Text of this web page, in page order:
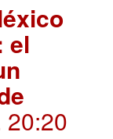
el
20:20